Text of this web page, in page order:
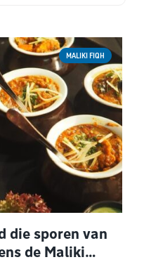
MALIKI FIQH
die sporen van
de Maliki